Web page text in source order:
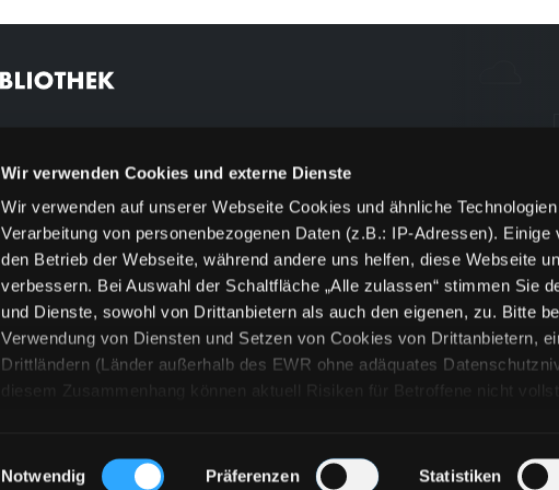
Wir verwenden Cookies und externe Dienste
Wir verwenden auf unserer Webseite Cookies und ähnliche
Verarbeitung von personenbezogenen Daten (z.B.: IP-Adressen). Einige
den Betrieb der Webseite, während andere uns helfen, diese Webseite
verbessern. Bei Auswahl der Schaltfläche „Alle zulassen“ stimmen Sie
und Dienste, sowohl von Drittanbietern als auch den eigenen, zu. Bitte
Verwendung von Diensten und Setzen von Cookies von Drittanbietern,
Drittländern (Länder außerhalb des EWR ohne adäquates
diesem Zusammenhang können aktuell Risiken für Betroffene nicht
„Details zeigen“ finden Sie Erklärungen zu den verschiedenen
Einwilligungsauswahl
Notwendig Präferenzen Statistiken
Feedback
Kontakt
Über uns
Jobs
Medienwunsch
FAQs